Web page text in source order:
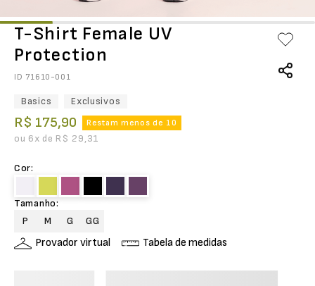
T-Shirt Female UV
Protection
ID 71610-001
Basics Exclusivos
R$ 175,90 Restam menos de 10
ou 6x de R$ 29,31
Cor:
Tamanho:
P
M G GG
Provador virtual Tabela de medidas